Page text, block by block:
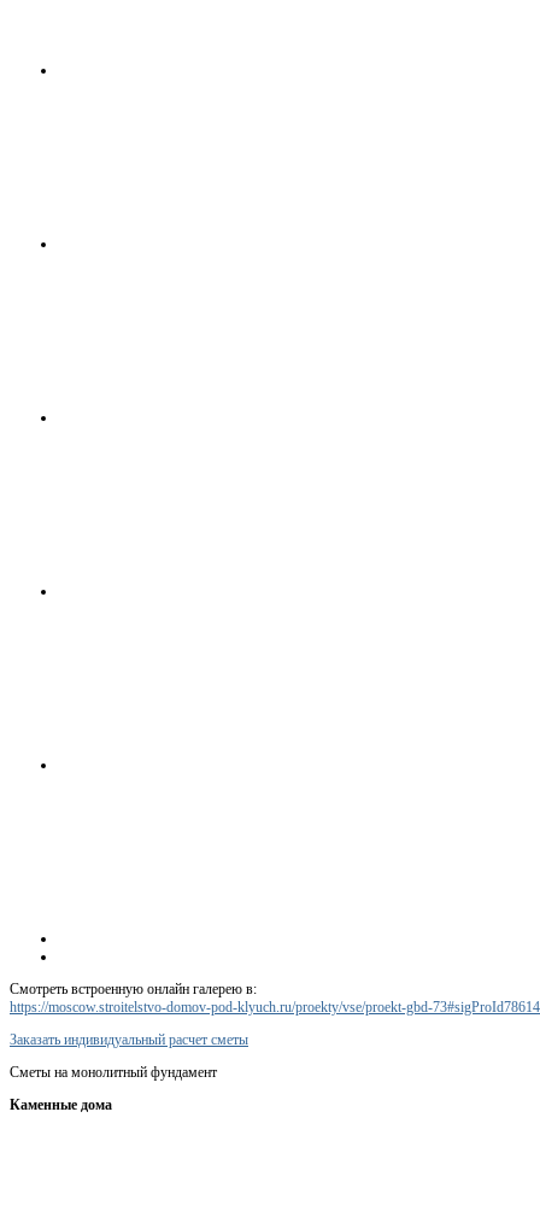
Смотреть встроенную онлайн галерею в:
https://moscow.stroitelstvo-domov-pod-klyuch.ru/proekty/vse/proekt-gbd-
Заказать индивидуальный расчет сметы
Сметы на монолитный фундамент
Каменные дома